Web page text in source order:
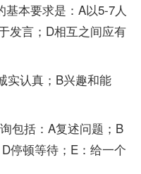
本要求是：A以5-7人
发言；D相互之间应有
认真；B兴趣和能
括：A复述问题；B
停顿等待；E：给一个